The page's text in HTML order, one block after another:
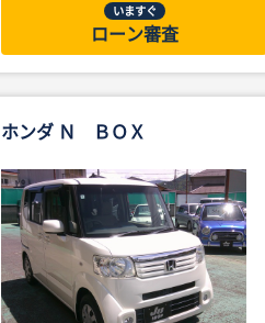
いますぐ
ローン審査
ホンダ Ｎ ＢＯＸ